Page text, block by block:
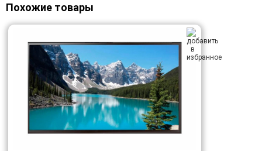
Похожие товары